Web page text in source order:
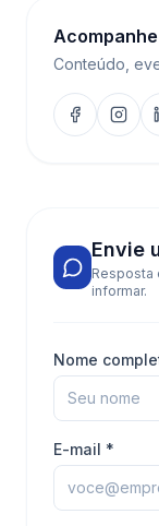
Acompanhe
Conteúdo,
Envie
Resposta
informar.
Nome
E-mail *